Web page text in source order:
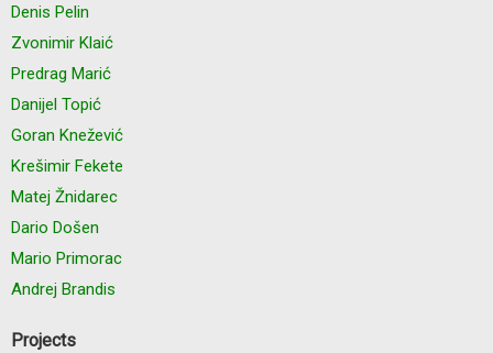
Denis Pelin
Zvonimir Klaić
Predrag Marić
Danijel Topić
Goran Knežević
Krešimir Fekete
Matej Žnidarec
Dario Došen
Mario Primorac
Andrej Brandis
Projects